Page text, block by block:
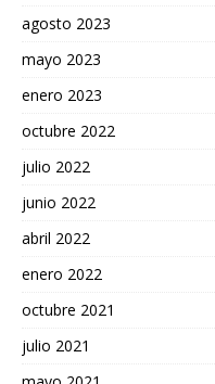
agosto 2023
mayo 2023
enero 2023
octubre 2022
julio 2022
junio 2022
abril 2022
enero 2022
octubre 2021
julio 2021